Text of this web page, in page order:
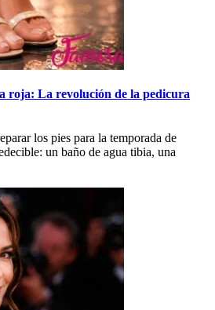
roja: La revolución de la pedicura
los pies para la temporada de
un baño de agua tibia, una